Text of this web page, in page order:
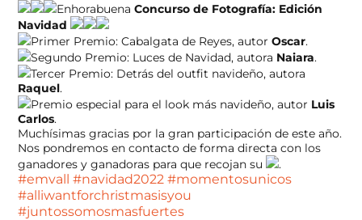
EnhorabuenaConcurso de Fotografía: Edición
Navidad
Primer Premio: Cabalgata de Reyes, autorOscar.
Segundo Premio: Luces de Navidad, autora Naiara.
Tercer Premio: Detrás del outfit navideño, autora
Raquel.
Premio especial para el look más navideño, autor Luis
Carlos.
Muchísimas gracias por la gran participación de este año.
Nos pondremos en contacto de forma directa con los
ganadores y ganadoras para que recojan su
.
#emvall #navidad2022 #momentosunicos
#alliwantforchristmasisyou
#juntossomosmasfuertes